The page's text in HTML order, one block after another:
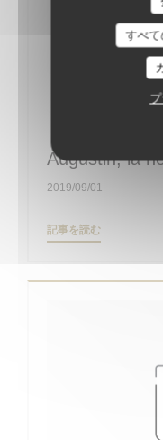
すべ
Augustin, la
2019/09/01
記事を読む((新しいウィ